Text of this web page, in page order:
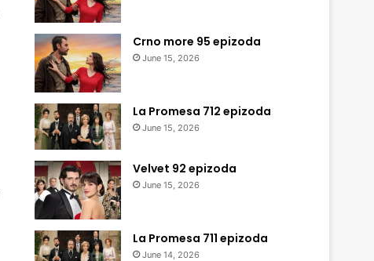
Crno more 95 epizoda
June 15, 2026
La Promesa 712 epizoda
June 15, 2026
Velvet 92 epizoda
June 15, 2026
La Promesa 711 epizoda
June 14, 2026